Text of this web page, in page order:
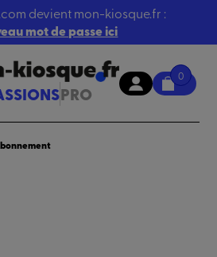
devient mon-kiosque.fr :
mot de passe ici
PRO
0